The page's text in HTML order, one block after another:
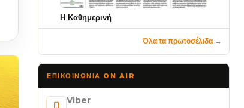
Η Καθημερινή
Όλα τα πρωτοσέλιδα →
ΕΠΙΚΟΙΝΩΝΊΑ ON AIR
Viber